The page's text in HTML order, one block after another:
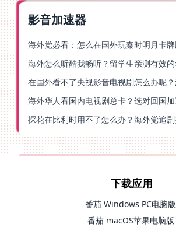
影音加速器
下载应用
番茄 Windows PC电脑版
番茄 macOS苹果电脑版